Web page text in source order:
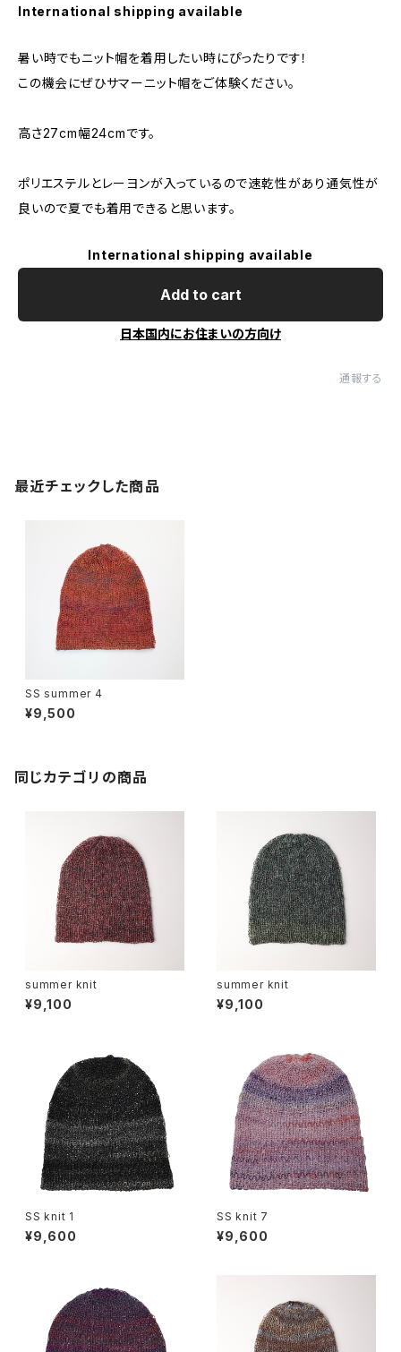
International shipping available
暑い時でもニット帽を着用したい時にぴったりです！
この機会にぜひサマーニット帽をご体験ください。
高さ27cm幅24cmです。
ポリエステルとレーヨンが入っているので速乾性があり通気性が
良いので夏でも着用できると思います。
International shipping available
Add to cart
日本国内にお住まいの方向け
通報する
最近チェックした商品
SS summer 4
¥9,500
同じカテゴリの商品
summer knit
¥9,100
summer knit
¥9,100
SS knit 1
¥9,600
SS knit 7
¥9,600